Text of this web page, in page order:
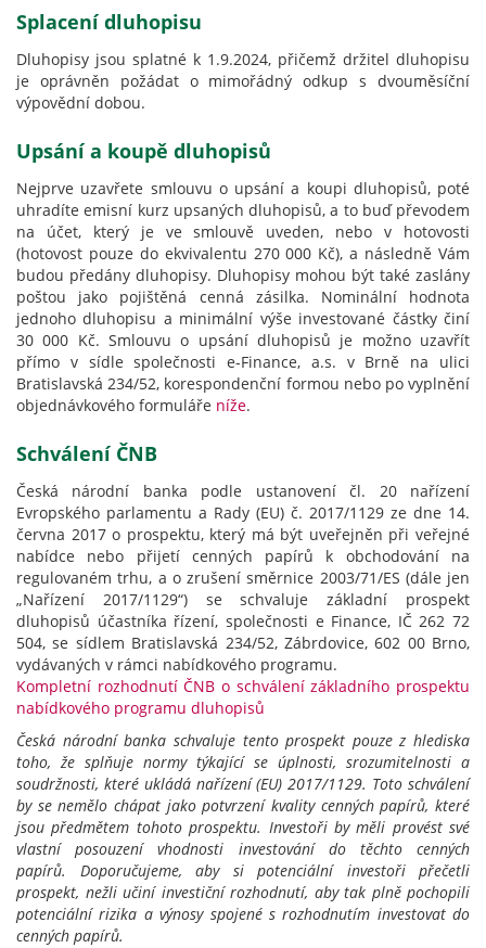
Splacení dluhopisu
Dluhopisy jsou splatné k 1.9.2024, přičemž držitel dluhopisu
je oprávněn požádat o mimořádný odkup s dvouměsíční
výpovědní dobou.
Upsání a koupě dluhopisů
Nejprve uzavřete smlouvu o upsání a koupi dluhopisů, poté
uhradíte emisní kurz upsaných dluhopisů, a to buď převodem
na účet, který je ve smlouvě uveden, nebo v hotovosti
(hotovost pouze do ekvivalentu 270 000 Kč), a následně Vám
budou předány dluhopisy. Dluhopisy mohou být také zaslány
poštou jako pojištěná cenná zásilka. Nominální hodnota
jednoho dluhopisu a minimální výše investované částky činí
30 000 Kč. Smlouvu o upsání dluhopisů je možno uzavřít
přímo v sídle společnosti e-Finance, a.s. v Brně na ulici
Bratislavská 234/52, korespondenční formou nebo po vyplnění
objednávkového formuláře níže.
Schválení ČNB
Česká národní banka podle ustanovení čl. 20 nařízení
Evropského parlamentu a Rady (EU) č. 2017/1129 ze dne 14.
června 2017 o prospektu, který má být uveřejněn při veřejné
nabídce nebo přijetí cenných papírů k obchodování na
regulovaném trhu, a o zrušení směrnice 2003/71/ES (dále jen
„Nařízení 2017/1129“) se schvaluje základní prospekt
dluhopisů účastníka řízení, společnosti e Finance, IČ 262 72
504, se sídlem Bratislavská 234/52, Zábrdovice, 602 00 Brno,
vydávaných v rámci nabídkového programu.
Kompletní rozhodnutí ČNB o schválení základního prospektu
nabídkového programu dluhopisů
Česká národní banka schvaluje tento prospekt pouze z hlediska
toho, že splňuje normy týkající se úplnosti, srozumitelnosti a
soudržnosti, které ukládá nařízení (EU) 2017/1129. Toto schválení
by se nemělo chápat jako potvrzení kvality cenných papírů, které
jsou předmětem tohoto prospektu. Investoři by měli provést své
vlastní posouzení vhodnosti investování do těchto cenných
papírů. Doporučujeme, aby si potenciální investoři přečetli
prospekt, nežli učiní investiční rozhodnutí, aby tak plně pochopili
potenciální rizika a výnosy spojené s rozhodnutím investovat do
cenných papírů.